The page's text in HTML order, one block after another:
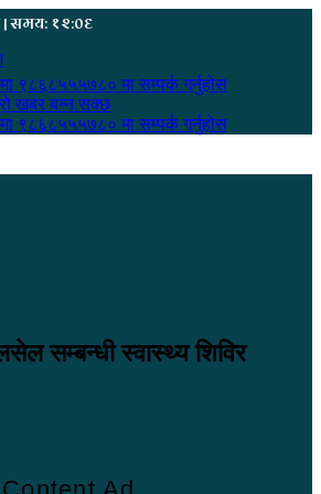
| समय: १२:०६
९८६८५५५७८० मा सम्पर्क गर्नुहोस
खबर बन्न सक्छ
९८६८५५५७८० मा सम्पर्क गर्नुहोस
सम्बन्धी स्वास्थ्य शिविर